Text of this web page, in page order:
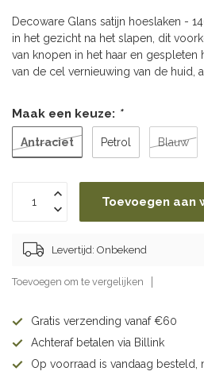
Decoware Glans satijn hoeslaken -
in het gezicht na het slapen, dit
van knopen in het haar en gespleten
van de cel vernieuwing van de huid,
Maak een keuze: *
Antraciet Petrol Blauw
Toevoegen aan
Levertijd: Onbekend
Toevoegen om te vergelijken
Gratis verzending vanaf €60
Achteraf betalen via Billink
Op voorraad is vandaag besteld,